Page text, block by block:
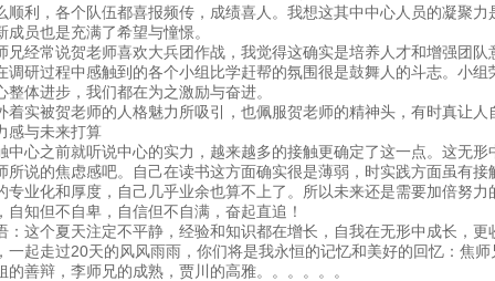
顺利，各个队伍都喜报频传，成绩喜人。我想这其中中心人员的凝聚
成员也是充满了希望与憧憬。
兄经常说贺老师喜欢大兵团作战，我觉得这确实是培养人才和增强团
调研过程中感触到的各个小组比学赶帮的氛围很是鼓舞人的斗志。小
整体进步，我们都在为之激励与奋进。
着实被贺老师的人格魅力所吸引，也佩服贺老师的精神头，有时真让人
感与未来打算
中心之前就听说中心的实力，越来越多的接触更确定了这一点。这无
所说的焦虑感吧。自己在读书这方面确实很是薄弱，时实践方面虽有
专业化和厚度，自己几乎业余也算不上了。所以未来还是需要加倍努
自知但不自卑，自信但不自满，奋起直追！
：这个夏天注定不平静，经验和知识都在增长，自我在无形中成长，
一起走过20天的风风雨雨，你们将是我永恒的记忆和美好的回忆：焦
的善辩，李师兄的成熟，贾川的高雅。。。。。。